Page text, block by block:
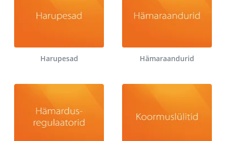
Harupesad Hämaraandurid